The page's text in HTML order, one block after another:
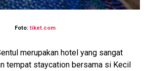
Foto: tiket.com
merupakan hotel yang sangat
tempat staycation bersama si Kecil